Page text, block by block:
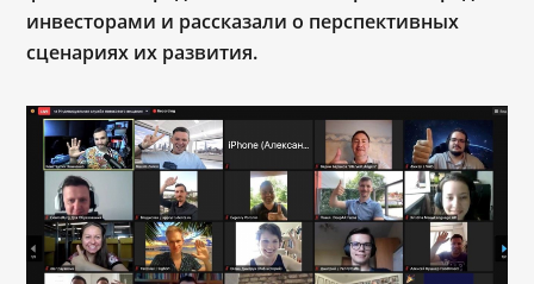
инвесторами и рассказали о перспективных
сценариях их развития.